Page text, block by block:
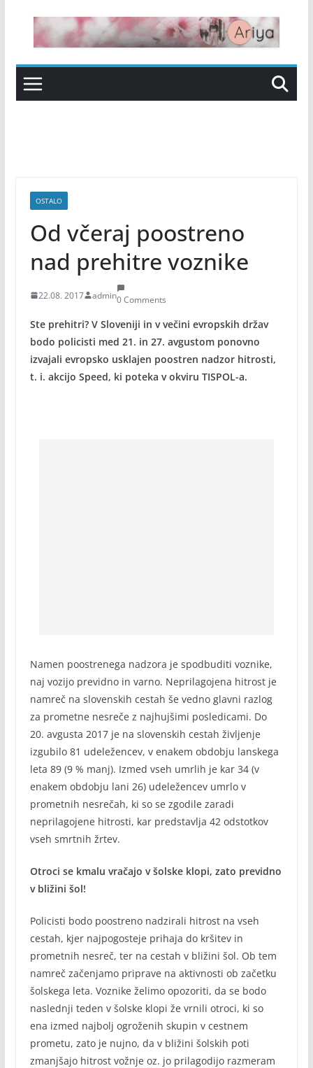
content
OSTALO
Od včeraj poostreno
nad prehitre voznike
22.08. 2017 admin0 Comments
Ste prehitri? V Sloveniji in v večini evropskih držav
bodo policisti med 21. in 27. avgustom ponovno
izvajali evropsko usklajen poostren nadzor hitrosti,
t. i. akcijo Speed, ki poteka v okviru TISPOL-a.
Namen poostrenega nadzora je spodbuditi voznike,
naj vozijo previdno in varno. Neprilagojena hitrost je
namreč na slovenskih cestah še vedno glavni razlog
za prometne nesreče z najhujšimi posledicami. Do
20. avgusta 2017 je na slovenskih cestah življenje
izgubilo 81 udeležencev, v enakem obdobju lanskega
leta 89 (9 % manj). Izmed vseh umrlih je kar 34 (v
enakem obdobju lani 26) udeležencev umrlo v
prometnih nesrečah, ki so se zgodile zaradi
neprilagojene hitrosti, kar predstavlja 42 odstotkov
vseh smrtnih žrtev.
Otroci se kmalu vračajo v šolske klopi, zato previdno
v bližini šol!
Policisti bodo poostreno nadzirali hitrost na vseh
cestah, kjer najpogosteje prihaja do kršitev in
prometnih nesreč, ter na cestah v bližini šol. Ob tem
namreč začenjamo priprave na aktivnosti ob začetku
šolskega leta. Voznike želimo opozoriti, da se bodo
naslednji teden v šolske klopi že vrnili otroci, ki so
ena izmed najbolj ogroženih skupin v cestnem
prometu, zato je nujno, da v bližini šolskih poti
zmanjšajo hitrost vožnje oz. jo prilagodijo razmeram